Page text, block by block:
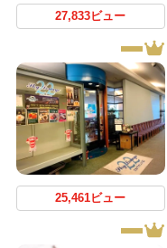
27,833ビュー
25,461ビュー